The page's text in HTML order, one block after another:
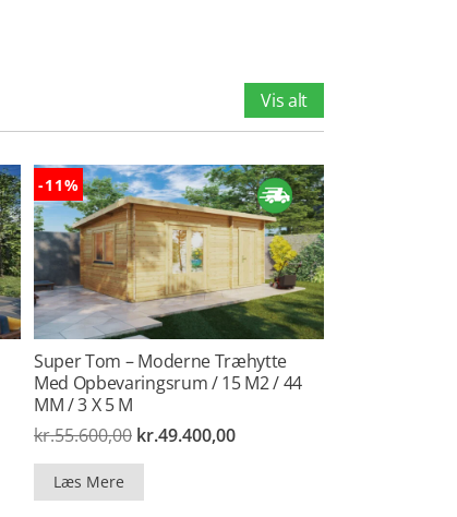
Vis alt
-11%
Super Tom – Moderne Træhytte
Med Opbevaringsrum / 15 M2 / 44
MM / 3 X 5 M
kr.55.600,00 Den
oprindelige
pris
kr.55.600,00.
kr.49.400,00Den
Læs Mere